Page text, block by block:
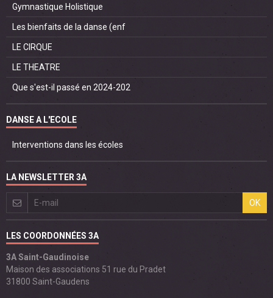
Gymnastique Holistique
Les bienfaits de la danse (enf
LE CIRQUE
LE THEATRE
Que s'est-il passé en 2024-202
DANSE A L'ECOLE
Interventions dans les écoles
LA NEWSLETTER 3A
OK
LES COORDONNÉES 3A
3A Saint-Gaudinoise
Maison des associations 51 rue du Pradet
31800 Saint-Gaudens